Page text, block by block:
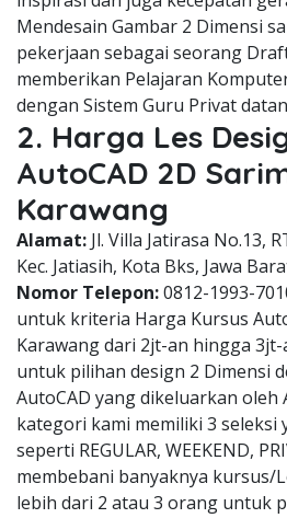
Mendesain Gambar 2 Dimensi
pekerjaan sebagai seorang
memberikan Pelajaran
dengan Sistem Guru Privat
2. Harga Les
AutoCAD 2D
Karawang
Alamat: Jl. Villa Jatirasa No.13,
Kec. Jatiasih, Kota Bks, Jawa
Nomor Telepon:0812-1993-
untuk kriteria Harga Kursus
Karawang dari 2jt-an hingga
untuk pilihan design 2 Dimensi
AutoCAD yang dikeluarkan
kategori kami memiliki 3 seleksi
seperti REGULAR, WEEKEND,
membebani banyaknya kursus/
lebih dari 2 atau 3 orang untuk